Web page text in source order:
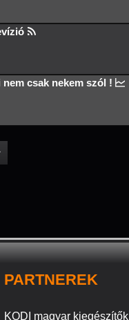
csak nekem szól !
PARTNEREK
KODI magyar kiegészítők